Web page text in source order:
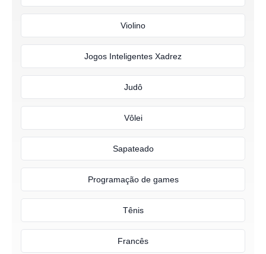
Violino
Jogos Inteligentes Xadrez
Judô
Vôlei
Sapateado
Programação de games
Tênis
Francês